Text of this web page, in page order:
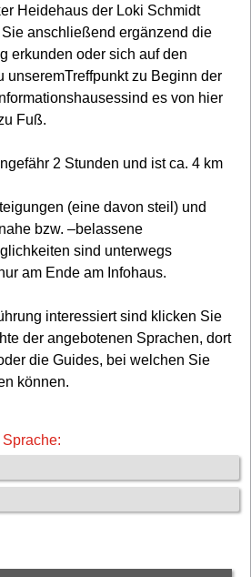
Heidehaus der Loki Schmidt
anschließend ergänzend die
erkunden oder sich auf den
unseremTreffpunkt zu Beginn der
es von hier
Fuß.
2 Stunden und ist ca. 4 km
(eine davon steil) und
bzw. –belassene
sind unterwegs
am Ende am Infohaus.
interessiert sind klicken Sie
der angebotenen Sprachen, dort
die Guides, bei welchen Sie
können.